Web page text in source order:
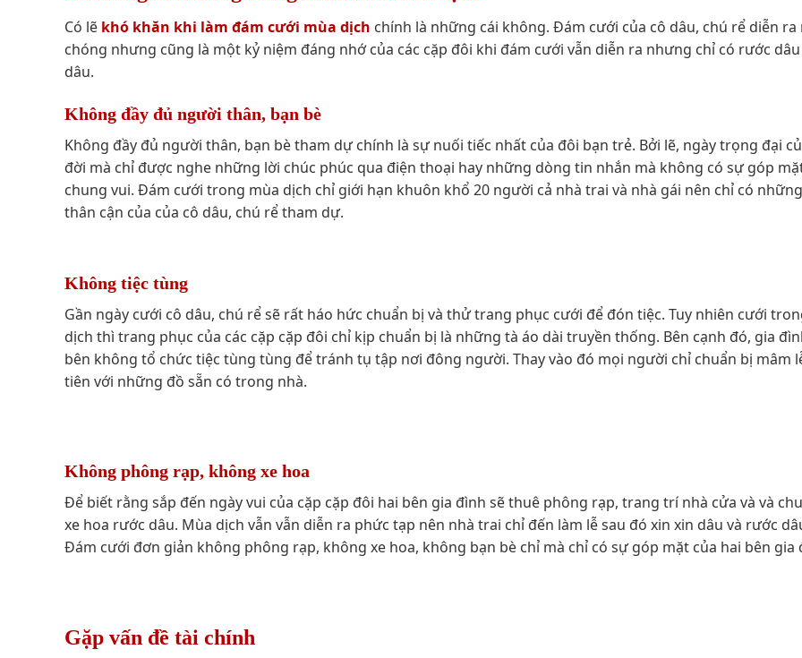
Có lẽ khó khăn khi làm đám cưới mùa dịch chính là những cái không. Đám cưới của cô dâu, chú rể diễn ra
chóng nhưng cũng là một kỷ niệm đáng nhớ của các cặp đôi khi đám cưới vẫn diễn ra nhưng chỉ có rước dâu
dâu.
Không đầy đủ người thân, bạn bè
Không đầy đủ người thân, bạn bè tham dự chính là sự nuối tiếc nhất của đôi bạn trẻ. Bởi lẽ, ngày trọng đại
đời mà chỉ được nghe những lời chúc phúc qua điện thoại hay những dòng tin nhắn mà không có sự góp
chung vui. Đám cưới trong mùa dịch chỉ giới hạn khuôn khổ 20 người cả nhà trai và nhà gái nên chỉ có
thân cận của của cô dâu, chú rể tham dự.
Không tiệc tùng
Gần ngày cưới cô dâu, chú rể sẽ rất háo hức chuẩn bị và thử trang phục cưới để đón tiệc. Tuy nhiên cưới
dịch thì trang phục của các cặp cặp đôi chỉ kịp chuẩn bị là những tà áo dài truyền thống. Bên cạnh đó, gia
bên không tổ chức tiệc tùng tùng để tránh tụ tập nơi đông người. Thay vào đó mọi người chỉ chuẩn bị mâm
tiên với những đồ sẵn có trong nhà.
Không phông rạp, không xe hoa
Để biết rằng sắp đến ngày vui của cặp cặp đôi hai bên gia đình sẽ thuê phông rạp, trang trí nhà cửa và và
xe hoa rước dâu. Mùa dịch vẫn vẫn diễn ra phức tạp nên nhà trai chỉ đến làm lễ sau đó xin xin dâu và rước
Đám cưới đơn giản không phông rạp, không xe hoa, không bạn bè chỉ mà chỉ có sự góp mặt của hai bên gia
Gặp vấn đề tài chính